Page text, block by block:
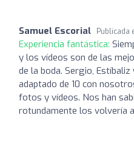
Samuel Escorial Publicada
Experiencia fantástica:
y los vídeos son de las
de la boda. Sergio,
adaptado de 10 con
fotos y vídeos. Nos han
rotundamente los volvería